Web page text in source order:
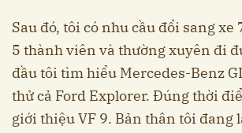
Sau đó, tôi có nhu cầu đổi sang xe
5 thành viên và thường xuyên đi
đầu tôi tìm hiểu Mercedes-Benz
thử cả Ford Explorer. Đúng thời
giới thiệu VF 9. Bản thân tôi đang